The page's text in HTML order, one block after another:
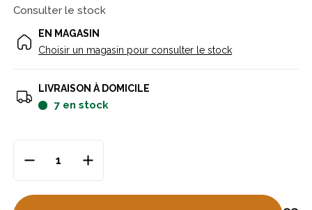
Consulter le stock
EN MAGASIN
Choisir un magasin pour consulter le stock
LIVRAISON À DOMICILE
7 en stock